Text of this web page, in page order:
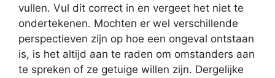
vullen. Vul dit correct in en vergeet het niet te
ondertekenen. Mochten er wel verschillende
perspectieven zijn op hoe een ongeval ontstaan
is, is het altijd aan te raden om omstanders aan
te spreken of ze getuige willen zijn. Dergelijke